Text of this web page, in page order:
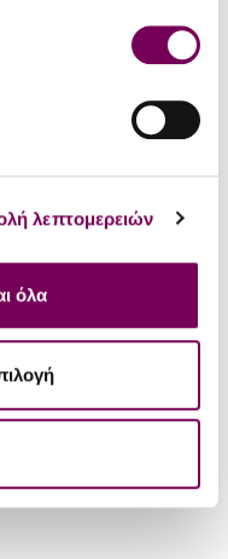
λεπτομερειών
όλα
παλαίωση
ψάρια ψητά,
σάλτσες